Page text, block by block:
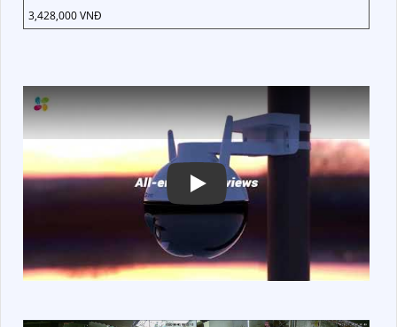
3,428,000 VNĐ